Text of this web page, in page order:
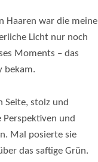
Haaren war die meine
Licht nur noch
Moments – das
bekam.
Seite, stolz und
und
Mal posierte sie
das saftige Grün.